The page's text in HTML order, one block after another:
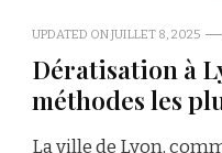
UPDATED ONJUILLET 8, 2025
Dératisation à
méthodes les
La ville de Lyon,